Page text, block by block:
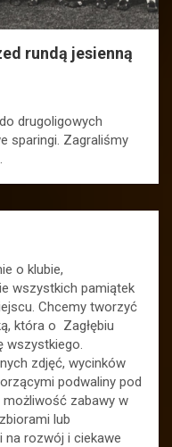
rundą jesienną
drugoligowych
sparingi. Zagraliśmy
o klubie,
wszystkich pamiątek
Chcemy tworzyć
która o Zagłębiu
wszystkiego.
zdjęć, wycinków
podwaliny pod
możliwość zabawy w
lub
rozwój i ciekawe